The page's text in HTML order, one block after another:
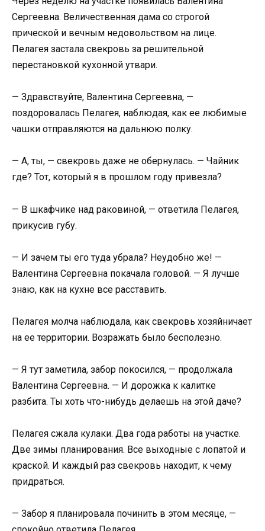
Сергеевна. Величественная дама со строгой
прической и вечным недовольством на лице.
Пелагея застала свекровь за решительной
перестановкой кухонной утвари.
— Здравствуйте, Валентина Сергеевна, —
поздоровалась Пелагея, наблюдая, как ее любимые
чашки отправляются на дальнюю полку.
— А, ты, — свекровь даже не обернулась. — Чайник
где? Тот, который я в прошлом году привезла?
— В шкафчике над раковиной, — ответила Пелагея,
прикусив губу.
— И зачем ты его туда убрала? Неудобно же! —
Валентина Сергеевна покачала головой. — Я лучше
знаю, как на кухне все расставить.
Пелагея молча наблюдала, как свекровь хозяйничает
на ее территории. Возражать было бесполезно.
— Я тут заметила, забор покосился, — продолжала
Валентина Сергеевна. — И дорожка к калитке
разбита. Ты хоть что-нибудь делаешь на этой даче?
Пелагея сжала кулаки. Два года работы на участке.
Две зимы планирования. Все выходные с лопатой и
краской. И каждый раз свекровь находит, к чему
придраться.
— Забор я планировала починить в этом месяце, —